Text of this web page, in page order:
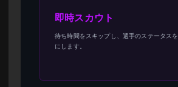
即時スカウト
待ち時間をスキップし、選手のステータス
にします。